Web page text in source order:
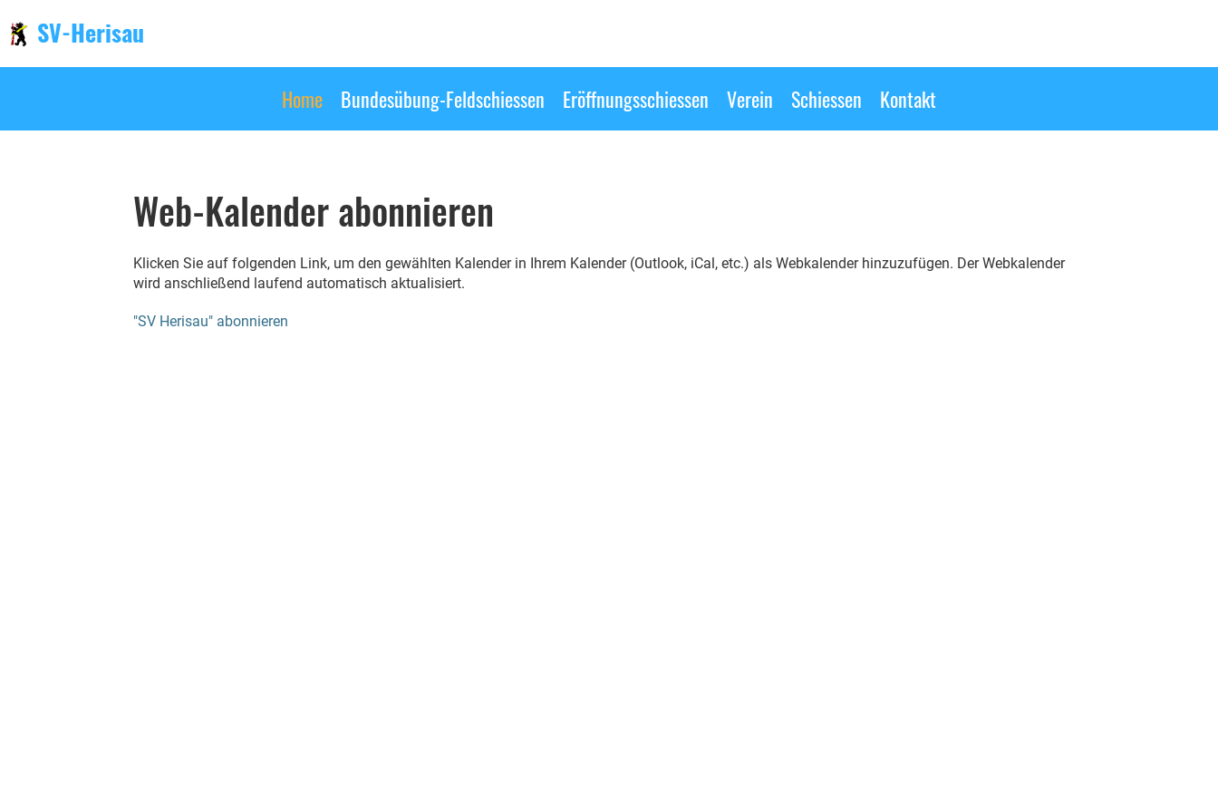
SV-Herisau
Home Bundesübung-Feldschiessen Eröffnungsschiessen Verein Schiessen Kontakt
Web-Kalender abonnieren
Klicken Sie auf folgenden Link, um den gewählten Kalender in Ihrem Kalender (Outlook, iCal, etc.) als Webkalender hinzuzufügen. Der Webkalender
wird anschließend laufend automatisch aktualisiert.
"SV Herisau" abonnieren